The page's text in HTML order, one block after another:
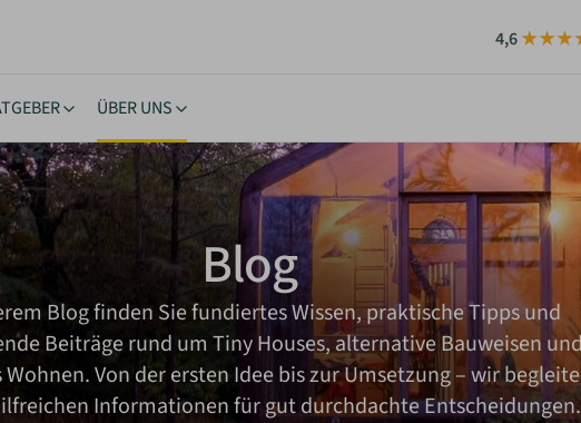
4,6
& Autarkie
einholen
Lernen & Inspiration
eBooks
Bücher
Workshops
Inspiration
Aktuelles &
Newsletter
Neuigkeiten
Vorgaben
Wohnen
ÜBER UNS
Blog
Blog finden Sie fundiertes Wissen, praktische Tipps und
Beiträge rund um Tiny Houses, alternative Bauweisen
Von der ersten Idee bis zur Umsetzung – wir
Informationen für gut durchdachte Entscheidungen.